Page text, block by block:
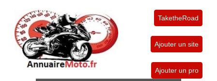
TaketheRoad
Ajouter un site
Ajouter un pro